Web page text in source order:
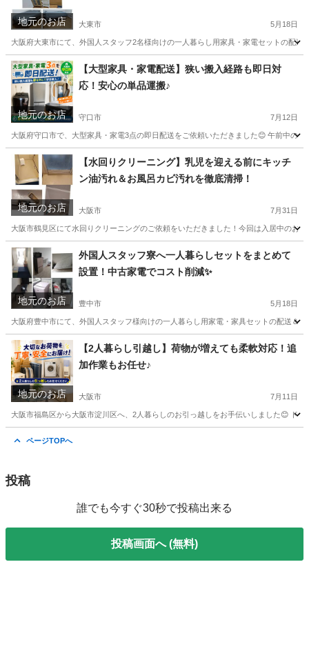
地元のお店 大東市 5月18日
大阪府大東市にて、外国人スタッフ2名様向けの一人暮らし用家具・家電セットの配
大阪 大東市 リサイクルショップ 格安
地元のお店
【大型家具・家電配送】狭い搬入経路も即日対
応！安心の単品運搬♪
守口市 7月12日
大阪府守口市で、大型家具・家電3点の即日配送をご依頼いただきました😊 午前中の
大阪 守口市 便利屋
地元のお店
【水回りクリーニング】乳児を迎える前にキッチ
ン油汚れ＆お風呂カビ汚れを徹底清掃！
大阪市 7月31日
大阪市鶴見区にて水回りクリーニングのご依頼をいただきました！今回は入居中のお
大阪 大阪市 風呂掃除 お客様
地元のお店
外国人スタッフ寮へ一人暮らしセットをまとめて
設置！中古家電でコスト削減✨
豊中市 5月18日
大阪府豊中市にて、外国人スタッフ様向けの一人暮らし用家電・家具セットの配送＆
大阪 豊中市 便利屋
地元のお店
【2人暮らし引越し】荷物が増えても柔軟対応！追
加作業もお任せ♪
大阪市 7月11日
大阪市福島区から大阪市淀川区へ、2人暮らしのお引っ越しをお手伝いしました😊 ド
ページTOPへ
投稿
誰でも今すぐ30秒で投稿出来る
投稿画面へ (無料)